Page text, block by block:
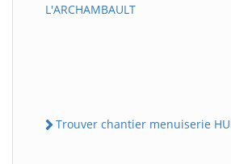
L'ARCHAMBAULT
Trouver chantier menuiserie